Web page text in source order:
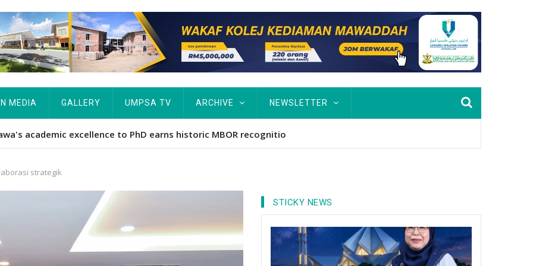
IN MEDIA GALLERY UMPSA TV ARCHIVE NEWSLETTER
MBOR, Pesakit SMA Pertama Tamat Pengajian Berterusan Hingga PhD
strategik
STICKY NEWS